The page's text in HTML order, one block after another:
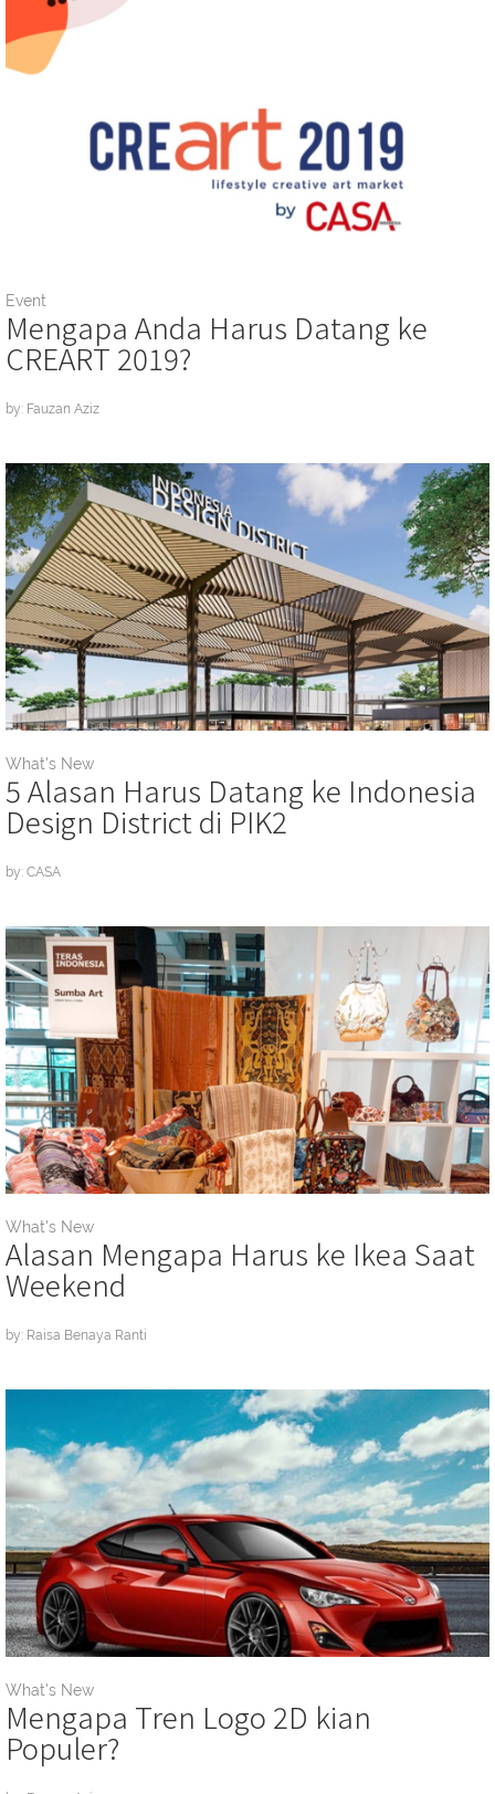
Event
Mengapa Anda Harus Datang ke
CREART 2019?
by: Fauzan Aziz
What's New
5 Alasan Harus Datang ke Indonesia
Design District di PIK2
by: CASA
What's New
Alasan Mengapa Harus ke Ikea Saat
Weekend
by: Raisa Benaya Ranti
What's New
Mengapa Tren Logo 2D kian
Populer?